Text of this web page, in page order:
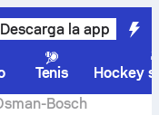
Descarga la app
Tenis
Hockey
Bosch